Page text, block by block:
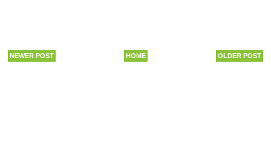
NEWER POST OLDER POST
HOME